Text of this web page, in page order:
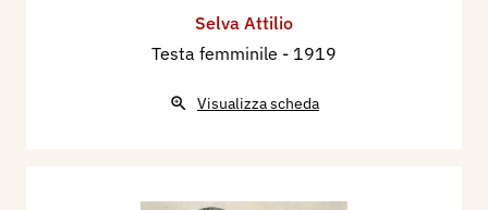
Selva Attilio
Testa femminile - 1919
Visualizza scheda